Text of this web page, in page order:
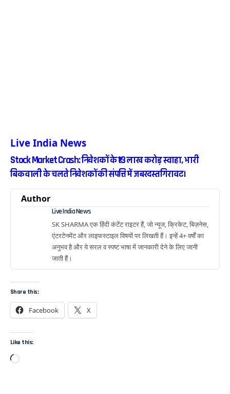
Live India News
Stock Market Crash: निवेशकों के ₹13 लाख करोड़ स्वाहा, भारी
बिकवाली के चलते निवेशकों की संपत्ति में जबरदस्त गिरावट।
Author
Live India News
SK SHARMA एक हिंदी कंटेंट राइटर हैं, जो न्यूज, क्रिकेट, बिज़नेस,
एंटरटेनमेंट और लाइफस्टाइल विषयों पर लिखती हैं। इन्हें 4+ वर्षों का
अनुभव है और ये सरल व स्पष्ट भाषा में जानकारी देने के लिए जानी
जाती हैं।
Share this:
Facebook X
Like this: